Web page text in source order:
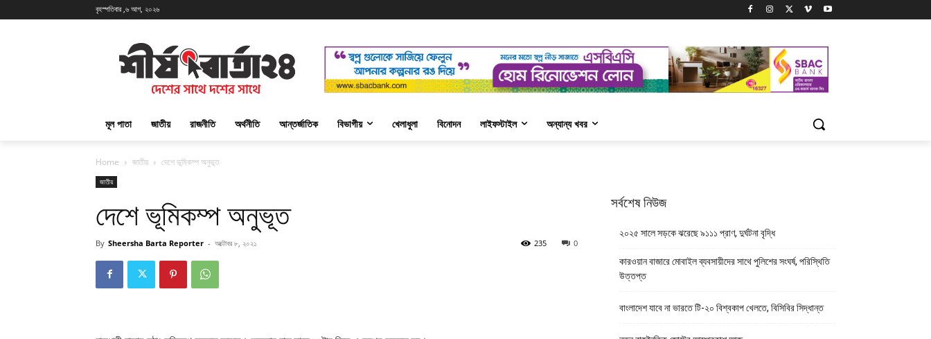
বৃহস্পতিবার ,৬ আগ, ২০২৬
মূল পাতা জাতীয় রাজনীতি অর্থনীতি আন্তর্জাতিক বিভাগীয় খেলাধুলা বিনোদন লাইফস্টাইল অন্যান্য খবর
Home জাতীয় দেশে ভূমিকম্প অনুভূত
জাতীয়
দেশে ভূমিকম্প অনুভূত
By Sheersha Barta Reporter - অক্টোবর ৮, ২০২১ 0
235
সর্বশেষ নিউজ
২০২৫ সালে সড়কে ঝরেছে ৯১১১ প্রাণ, দুর্ঘটনা বৃদ্ধি
কারওয়ান বাজারে মোবাইল ব্যবসায়ীদের সাথে পুলিশের সংঘর্ষ, পরিস্থিতি
উত্তপ্ত
বাংলাদেশ যাবে না ভারতে টি-২০ বিশ্বকাপ খেলতে, বিসিবির সিদ্ধান্ত